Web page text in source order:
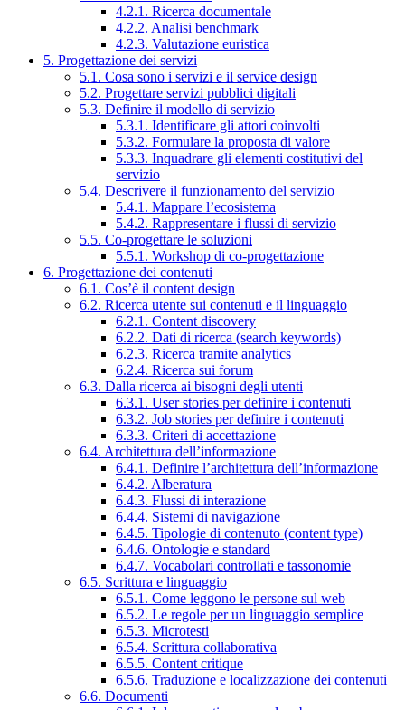
4.2.1. Ricerca documentale
4.2.2. Analisi benchmark
4.2.3. Valutazione euristica
5. Progettazione dei servizi
5.1. Cosa sono i servizi e il service design
5.2. Progettare servizi pubblici digitali
5.3. Definire il modello di servizio
5.3.1. Identificare gli attori coinvolti
5.3.2. Formulare la proposta di valore
5.3.3. Inquadrare gli elementi costitutivi del
servizio
5.4. Descrivere il funzionamento del servizio
5.4.1. Mappare l’ecosistema
5.4.2. Rappresentare i flussi di servizio
5.5. Co-progettare le soluzioni
5.5.1. Workshop di co-progettazione
6. Progettazione dei contenuti
6.1. Cos’è il content design
6.2. Ricerca utente sui contenuti e il linguaggio
6.2.1. Content discovery
6.2.2. Dati di ricerca (search keywords)
6.2.3. Ricerca tramite analytics
6.2.4. Ricerca sui forum
6.3. Dalla ricerca ai bisogni degli utenti
6.3.1. User stories per definire i contenuti
6.3.2. Job stories per definire i contenuti
6.3.3. Criteri di accettazione
6.4. Architettura dell’informazione
6.4.1. Definire l’architettura dell’informazione
6.4.2. Alberatura
6.4.3. Flussi di interazione
6.4.4. Sistemi di navigazione
6.4.5. Tipologie di contenuto (content type)
6.4.6. Ontologie e standard
6.4.7. Vocabolari controllati e tassonomie
6.5. Scrittura e linguaggio
6.5.1. Come leggono le persone sul web
6.5.2. Le regole per un linguaggio semplice
6.5.3. Microtesti
6.5.4. Scrittura collaborativa
6.5.5. Content critique
6.5.6. Traduzione e localizzazione dei contenuti
6.6. Documenti